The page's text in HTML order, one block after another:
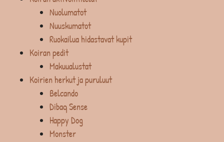
Nuolumatot
Nuuskumatot
Ruokailua hidastavat kupit
Koiran pedit
Makuualustat
Koirien herkut ja puruluut
Belcando
Dibaq Sense
Happy Dog
Monster